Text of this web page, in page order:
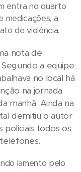
entra no quarto
medicações, a
de violência.
nota de
a equipe
no local há
na jornada
manhã. Ainda na
demitiu o autor
todos os
lamento pelo